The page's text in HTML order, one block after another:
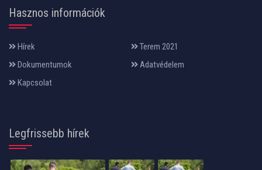
Hasznos információk
Hírek
Terem 2021
Dokumentumok
Adatvédelem
Kapcsolat
Legfrissebb hírek